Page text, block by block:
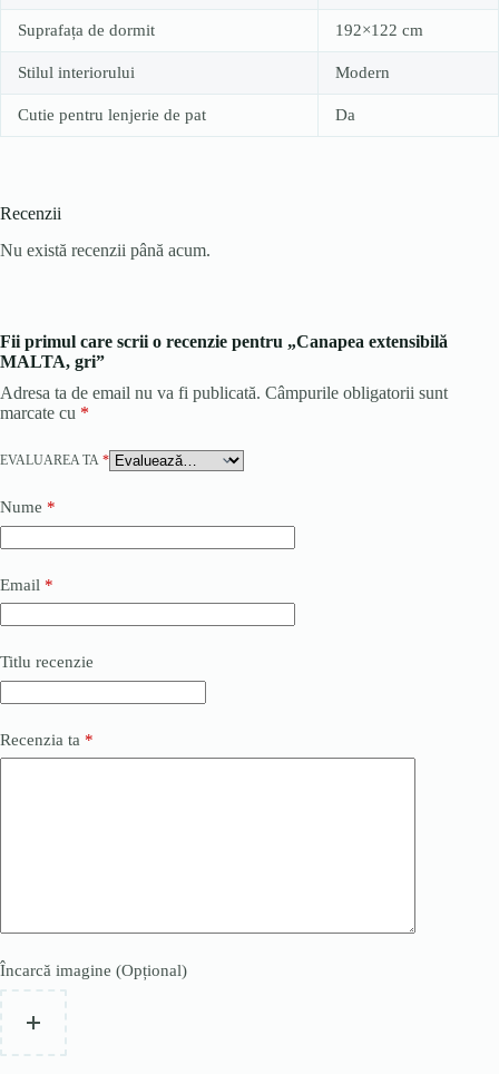
Suprafața de dormit 192×122 cm
Stilul interiorului Modern
Cutie pentru lenjerie de pat Da
Recenzii
Nu există recenzii până acum.
Fii primul care scrii o recenzie pentru „Canapea extensibilă
MALTA, gri”
Adresa ta de email nu va fi publicată. Câmpurile obligatorii sunt
marcate cu *
EVALUAREA TA *
Nume *
Email *
Titlu recenzie
Recenzia ta *
Încarcă imagine (Opțional)